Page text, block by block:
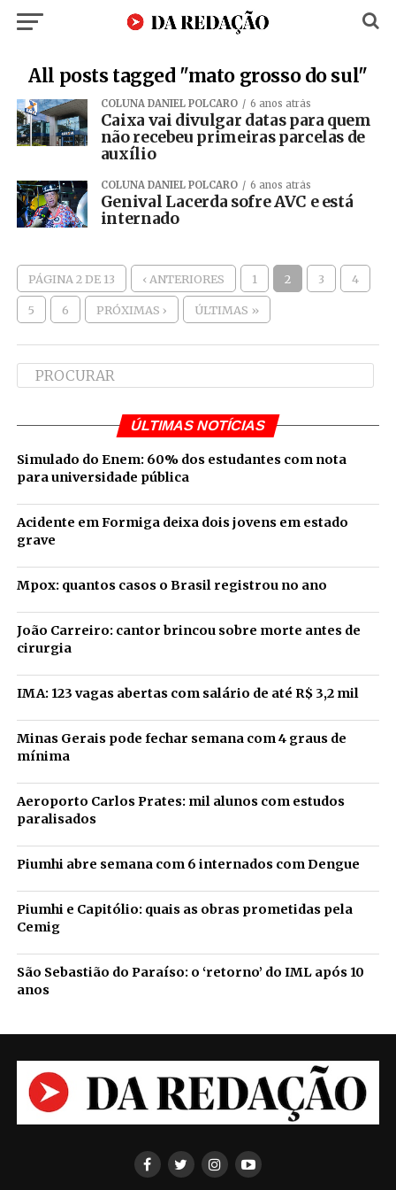
All posts tagged "mato grosso do sul"
COLUNA DANIEL POLCARO 6 anos atrás
Caixa vai divulgar datas para quem
não recebeu primeiras parcelas de
auxílio
COLUNA DANIEL POLCARO 6 anos atrás
Genival Lacerda sofre AVC e está
internado
PÁGINA 2 DE 13 ‹ ANTERIORES 1 2 3 4
5 6 PRÓXIMAS › ÚLTIMAS »
ÚLTIMAS NOTÍCIAS
Simulado do Enem: 60% dos estudantes com nota
para universidade pública
Acidente em Formiga deixa dois jovens em estado
grave
Mpox: quantos casos o Brasil registrou no ano
João Carreiro: cantor brincou sobre morte antes de
cirurgia
IMA: 123 vagas abertas com salário de até R$ 3,2 mil
Minas Gerais pode fechar semana com 4 graus de
mínima
Aeroporto Carlos Prates: mil alunos com estudos
paralisados
Piumhi abre semana com 6 internados com Dengue
Piumhi e Capitólio: quais as obras prometidas pela
Cemig
São Sebastião do Paraíso: o ‘retorno’ do IML após 10
anos